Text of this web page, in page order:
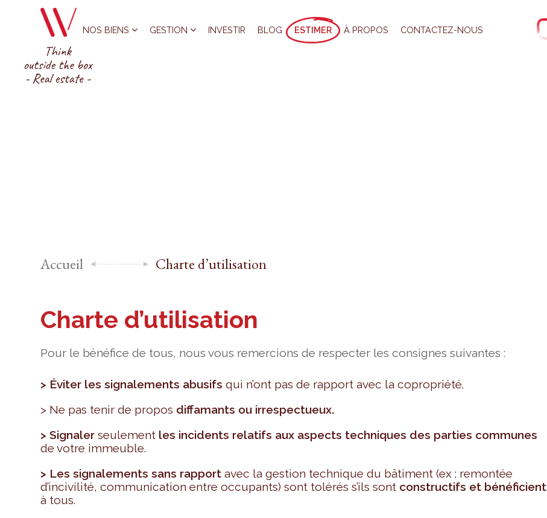
NOS BIENS GESTION INVESTIR BLOG ESTIMER À PROPOS CONTACTEZ-NOUS
Accueil Charte d’utilisation
Charte d’utilisation
Pour le bénéfice de tous, nous vous remercions de respecter les consignes suivantes :
> Éviter les signalements abusifs qui n’ont pas de rapport avec la copropriété.
> Ne pas tenir de propos diffamants ou irrespectueux.
> Signaler seulement les incidents relatifs aux aspects techniques des parties communes
de votre immeuble.
> Les signalements sans rapport avec la gestion technique du bâtiment (ex : remontée
d’incivilité, communication entre occupants) sont tolérés s’ils sont constructifs et bénéficient
à tous.